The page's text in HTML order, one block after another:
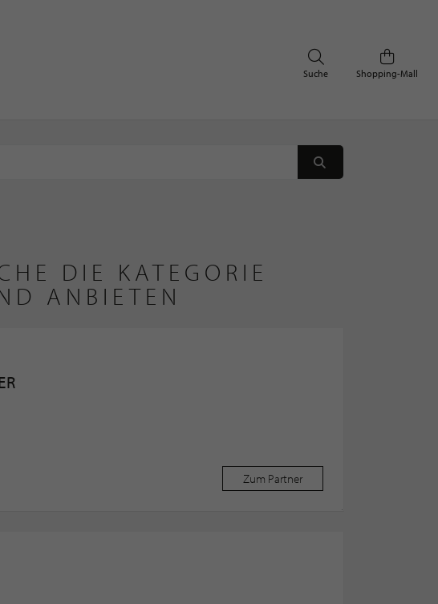
Shopping-Mall
Suche
DIE KATEGORIE
ANBIETEN
Zum Partner